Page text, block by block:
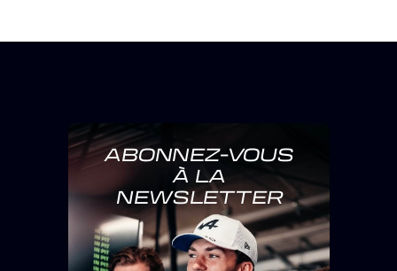
ABONNEZ-VOUS
À LA
NEWSLETTER